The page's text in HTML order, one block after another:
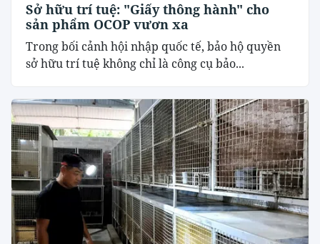
Sở hữu trí tuệ: "Giấy thông hành" cho
sản phẩm OCOP vươn xa
Trong bối cảnh hội nhập quốc tế, bảo hộ quyền
sở hữu trí tuệ không chỉ là công cụ bảo...